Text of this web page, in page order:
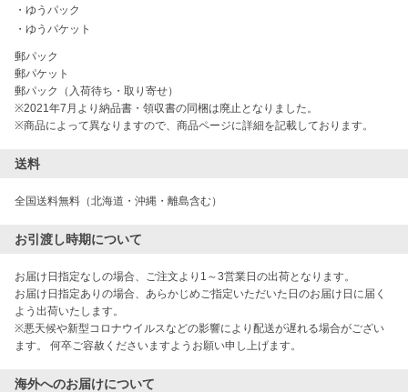
・ ゆうパック
・ ゆうパケット
郵パック
郵パケット
郵パック（入荷待ち・取り寄せ）
※2021年7月より納品書・領収書の同梱は廃止となりました。
※商品によって異なりますので、商品ページに詳細を記載しております。
送料
お引渡し時期について
お届け日指定なしの場合、ご注文より1～3営業日の出荷となります。
お届け日指定ありの場合、あらかじめご指定いただいた日のお届け日に届く
よう出荷いたします。
※悪天候や新型コロナウイルスなどの影響により配送が遅れる場合がござい
ます。 何卒ご容赦くださいますようお願い申し上げます。
海外へのお届けについて